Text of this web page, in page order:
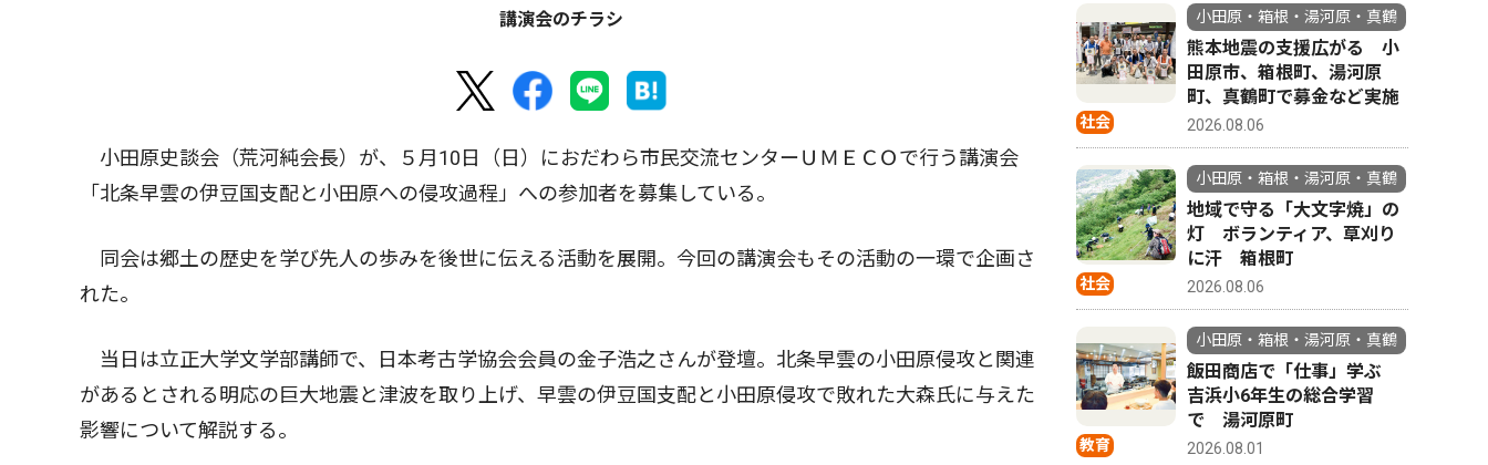
講演会のチラシ
小田原史談会（荒河純会長）が、５月10日（日）におだわら市民交流センターＵＭＥＣＯで行う講演会
「北条早雲の伊豆国支配と小田原への侵攻過程」への参加者を募集している。
同会は郷土の歴史を学び先人の歩みを後世に伝える活動を展開。今回の講演会もその活動の一環で企画さ
れた。
当日は立正大学文学部講師で、日本考古学協会会員の金子浩之さんが登壇。北条早雲の小田原侵攻と関連
があるとされる明応の巨大地震と津波を取り上げ、早雲の伊豆国支配と小田原侵攻で敗れた大森氏に与えた
影響について解説する。
社会
小田原・箱根・湯河原・真鶴
熊本地震の支援広がる 小
田原市、箱根町、湯河原
町、真鶴町で募金など実施
2026.08.06
社会
小田原・箱根・湯河原・真鶴
地域で守る「大文字焼」の
灯 ボランティア、草刈り
に汗 箱根町
2026.08.06
教育
小田原・箱根・湯河原・真鶴
飯田商店で「仕事」学ぶ
吉浜小6年生の総合学習
で 湯河原町
2026.08.01